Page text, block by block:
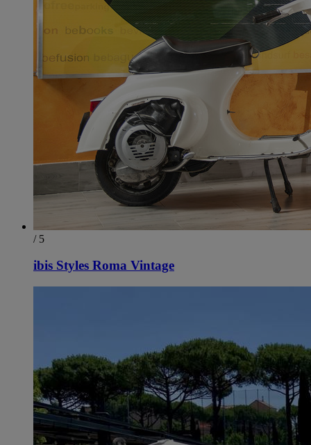
/ 5
ibis Styles Roma Vintage